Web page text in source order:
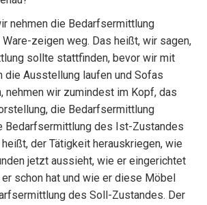
nehmen die Bedarfsermittlung
zeigen weg. Das heißt, wir sagen,
sollte stattfinden, bevor wir mit
die Ausstellung laufen und Sofas
nehmen wir zumindest im Kopf, das
die Bedarfsermittlung
Bedarfsermittlung des Ist-Zustandes
der Tätigkeit herauskriegen, wie
jetzt aussieht, wie er eingerichtet
schon hat und wie er diese Möbel
des Soll-Zustandes. Der